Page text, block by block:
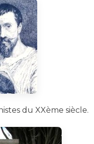
du XXème siècle.